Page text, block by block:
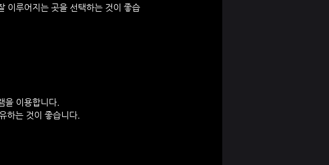
이루어지는 곳을 선택하는 것이 좋습
을 이용합니다.
하는 것이 좋습니다.